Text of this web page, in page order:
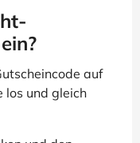
auf
los und gleich